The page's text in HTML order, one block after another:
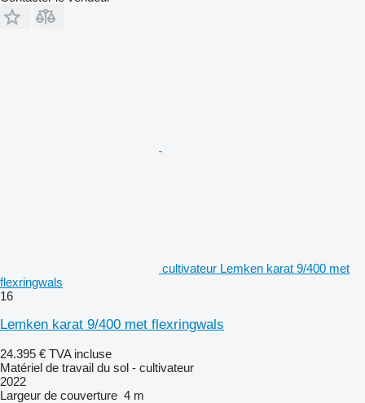
cultivateur Lemken karat 9/400 met
flexringwals
16
Lemken karat 9/400 met flexringwals
24.395 € TVA incluse
Matériel de travail du sol - cultivateur
2022
Largeur de couverture 4 m